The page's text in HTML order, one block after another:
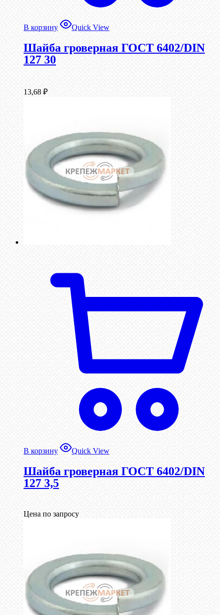
В корзину Quick View
Шайба гроверная ГОСТ 6402/DIN
127 30
13,68 ₽
В корзину Quick View
Шайба гроверная ГОСТ 6402/DIN
127 3,5
Цена по запросу